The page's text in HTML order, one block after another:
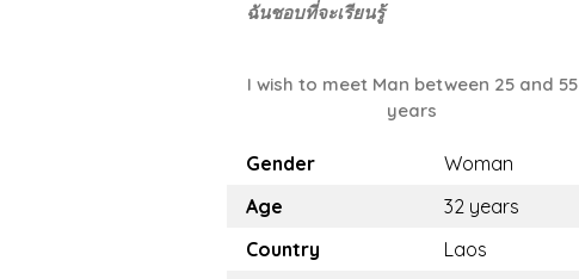
ฉันชอบที่จะเรียนรู้
I wish to meet Man between 25 and 55
years
Gender
Woman
Age
32 years
Country
Laos